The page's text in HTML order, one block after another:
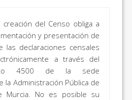
del Censo obliga a
y presentación de
las declaraciones censales
a través del
4500 de la sede
la Administración Pública de
Murcia. No es posible su